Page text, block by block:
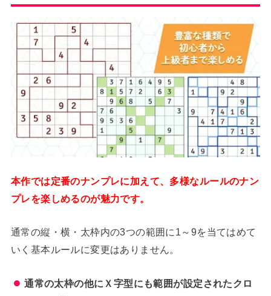
本作では定番のナンプレに加えて、多様なルールのナン
プレを楽しめるのが魅力です。
通常の縦・横・太枠内の3つの範囲に1～9を当てはめて
いく基本ルールに変更はありません。
通常の太枠の他にＸ字型にも範囲が設定されたクロ